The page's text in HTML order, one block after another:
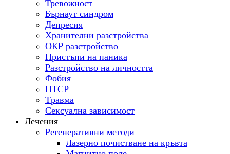
Тревожност
Бърнаут синдром
Депресия
Хранителни разстройства
ОКР разстройство
Пристъпи на паника
Разстройство на личността
Фобия
ПТСР
Tравма
Сексуална зависимост
Лечения
Регенеративни методи
Лазерно почистване на кръвта